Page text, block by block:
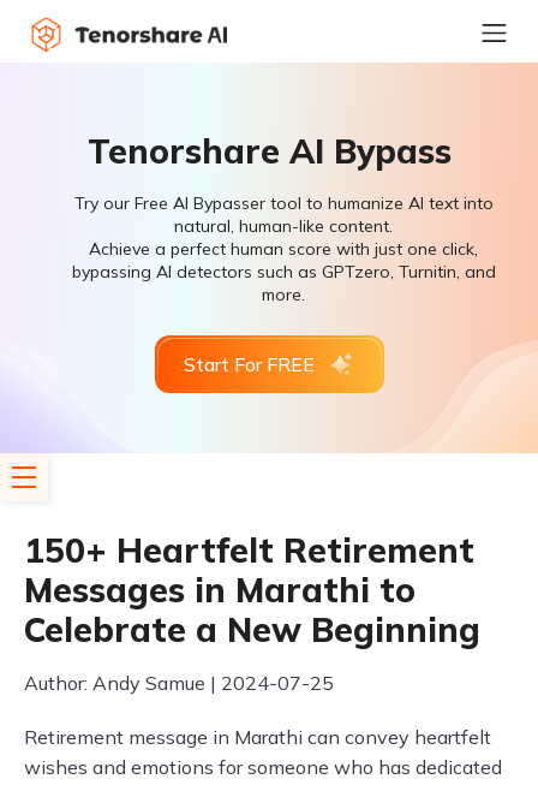
Tenorshare AI Bypass
Try our Free AI Bypasser tool to humanize AI text into
natural, human-like content.
Achieve a perfect human score with just one click,
bypassing AI detectors such as GPTzero, Turnitin, and
more.
Start For FREE
150+ Heartfelt Retirement
Messages in Marathi to
Celebrate a New Beginning
Author: Andy Samue | 2024-07-25
Retirement message in Marathi can convey heartfelt
wishes and emotions for someone who has dedicated